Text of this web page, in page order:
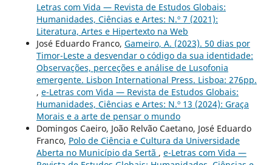
Letras com Vida — Revista de Estudos Globais:
Humanidades, Ciências e Artes: N.º 7 (2021):
Literatura, Artes e Hipertexto na Web
José Eduardo Franco, Gameiro, A. (2023). 50 dias por
Timor-Leste a desvendar o código da sua identidade:
Observações, perceções e análise de Lusofonia
emergente. Lisbon International Press. Lisboa: 276pp.
, e-Letras com Vida — Revista de Estudos Globais:
Humanidades, Ciências e Artes: N.º 13 (2024): Graça
Morais e a arte de pensar o mundo
Domingos Caeiro, João Relvão Caetano, José Eduardo
Franco, Polo de Ciência e Cultura da Universidade
Aberta no Município da Sertã , e-Letras com Vida —